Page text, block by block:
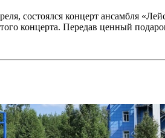
состоялся концерт ансамбля
концерта. Передав ценный